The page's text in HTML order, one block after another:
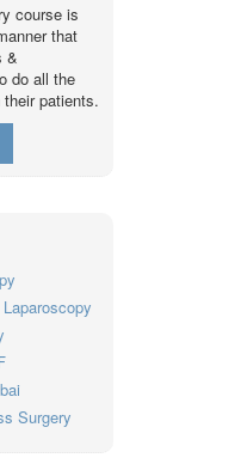
course is
that
&
do all the
patients.
Surgery